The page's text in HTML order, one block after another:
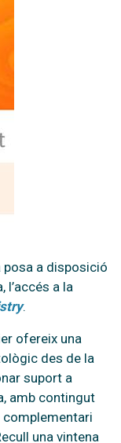
posa a disposició
l’accés a la
.
ofereix una
des de la
suport a
amb contingut
complementari
una vintena